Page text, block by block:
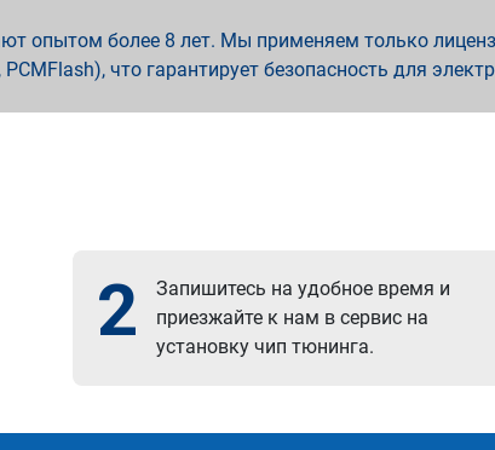
опытом более 8 лет. Мы применяем только
что гарантирует безопасность для
2
Запишитесь на удобное время и
приезжайте к нам в сервис на
установку чип тюнинга.